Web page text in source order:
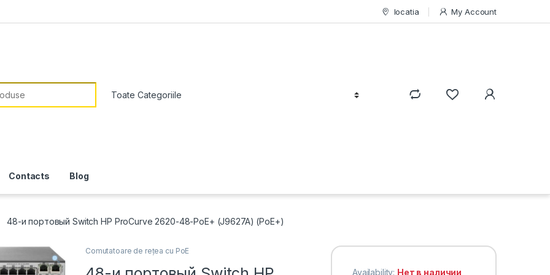
locatia My Account
Contacts Blog
48-и портовый Switch HP ProCurve 2620-48-PoE+ (J9627A) (PoE+)
Comutatoare de rețea cu PoE
Availability: Нет в наличии